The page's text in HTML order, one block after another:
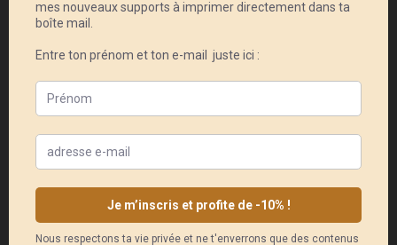
Pour conclure, je dirais que ce
nous adorons les livres !